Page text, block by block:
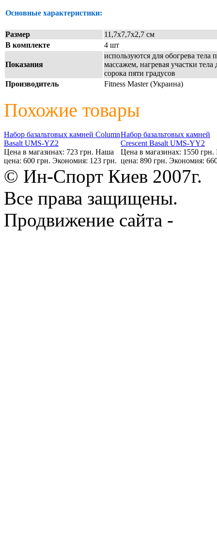
Основные характеристики:
Размер
11,7х7,7х2,7 см
В комплекте
4 шт
Показания
используются для обогрева тела
массажем, нагревая участки тела
сорока пяти градусов
Производитель
Fitness Master (Украина)
Похожие товары
Набор базальтовых камней Column
Basalt UMS-YZ2
Цена в магазинах: 723 грн. Наша
цена: 600 грн. Экономия: 123 грн.
Набор базальтовых камней
Crescent Basalt UMS-YY2
Цена в магазинах: 1550 грн.
цена: 890 грн. Экономия:
© Ин-Спорт Киев 2007г.
Все права защищены.
Продвижение сайта -